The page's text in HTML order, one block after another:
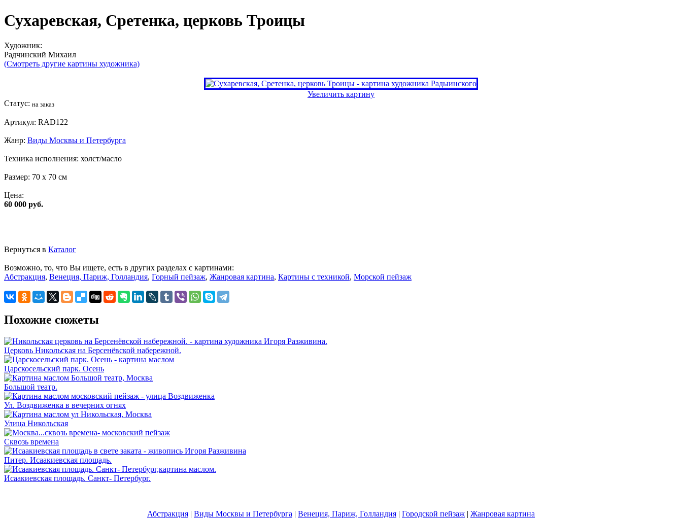
Сухаревская, Сретенка, церковь Троицы
Художник:
Радчинский Михаил
(Смотреть другие картины художника)
Увеличить картину
Статус: на заказ
Артикул: RAD122
Жанр: Виды Москвы и Петербурга
Техника исполнения: холст/масло
Размер: 70 x 70 см
Цена:
60 000 руб.
Вернуться в Каталог
Возможно, то, что Вы ищете, есть в других разделах с картинами:
Абстракция, Венеция, Париж, Голландия, Горный пейзаж, Жанровая картина, Картины с техникой, Морской пейзаж
Похожие сюжеты
Церковь Никольская на Берсенёвской набережной.
Царскосельский парк. Осень
Большой театр.
Ул. Воздвиженка в вечерних огнях
Улица Никольская
Сквозь времена
Питер. Исаакиевская площадь.
Исаакиевская площадь. Санкт- Петербург.
Абстракция | Виды Москвы и Петербурга | Венеция, Париж, Голландия | Городской пейзаж | Жанровая картина